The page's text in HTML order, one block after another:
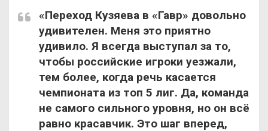
«Переход Кузяева в «Гавр» довольно
удивителен. Меня это приятно
удивило. Я всегда выступал за то,
чтобы российские игроки уезжали,
тем более, когда речь касается
чемпионата из топ 5 лиг. Да, команда
не самого сильного уровня, но он всё
равно красавчик. Это шаг вперед,